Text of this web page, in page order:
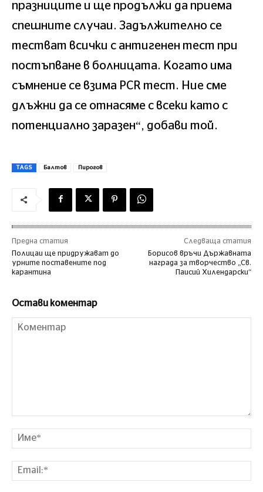
празниците и ще продължи да приема
спешните случаи. Задължително се
тестват всички с антигенен тест при
постъпване в болницата. Когато има
съмнение се взима PCR тест. Ние сме
длъжни да се отнасяме с всеки като с
потенциално заразен“, добави той.
TAGS Балтов Пирогов
Предна статия
Полицаи ще придружават до
урните поставените под
карантина
Следваща статия
Борисов връчи Държавната
награда за творчество „Св.
Паисий Хилендарски“
Остави коментар